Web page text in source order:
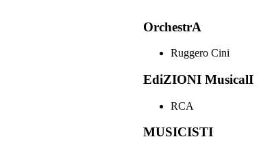
OrchestrA
Ruggero Cini
EdiZIONI MusicalI
RCA
MUSICISTI